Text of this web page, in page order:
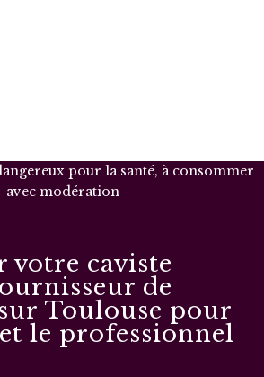
pour la santé, à consommer
avec modération
votre caviste
de
Toulouse pour
le professionnel